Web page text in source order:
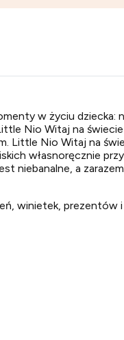
w życiu dziecka:
Nio Witaj na
Little Nio Witaj na
własnoręcznie
niebanalne, a
winietek, prezentów